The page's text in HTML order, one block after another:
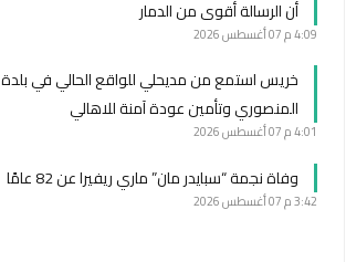
أن الرسالة أقوى من الدمار
4:09 م 07 أغسطس 2026
خريس استمع من مديحلي للواقع الحالي في بلدة
المنصوري وتأمين عودة آمنة للاهالي
4:01 م 07 أغسطس 2026
وفاة نجمة “سبايدر مان” ماري ريفيرا عن 82 عامًا
3:42 م 07 أغسطس 2026